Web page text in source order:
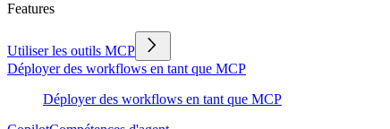
Features
Utiliser les outils MCP
Déployer des workflows en tant que MCP
Déployer des workflows en tant que MCP